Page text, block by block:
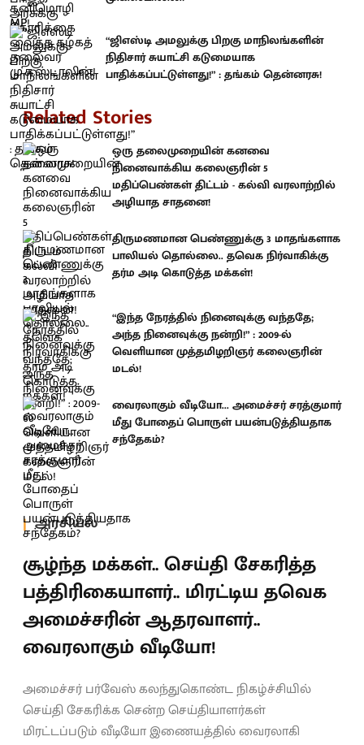
“ஜிஎஸ்டி அமலுக்கு பிறகு மாநிலங்களின்
நிதிசார் சுயாட்சி கடுமையாக
பாதிக்கப்பட்டுள்ளது!” : தங்கம் தென்னரசு!
Related Stories
ஒரு தலைமுறையின் கனவை
நினைவாக்கிய கலைஞரின் 5
மதிப்பெண்கள் திட்டம் - கல்வி வரலாற்றில்
அழியாத சாதனை!
திருமணமான பெண்ணுக்கு 3 மாதங்களாக
பாலியல் தொல்லை.. தவெக நிர்வாகிக்கு
தர்ம அடி கொடுத்த மக்கள்!
“இந்த நேரத்தில் நினைவுக்கு வந்ததே;
அந்த நினைவுக்கு நன்றி!” : 2009-ல்
வெளியான முத்தமிழறிஞர் கலைஞரின்
மடல்!
வைரலாகும் வீடியோ... அமைச்சர் சரத்குமார்
மீது போதைப் பொருள் பயன்படுத்தியதாக
சந்தேகம்?
அரசியல்
சூழ்ந்த மக்கள்.. செய்தி சேகரித்த
பத்திரிகையாளர்.. மிரட்டிய தவெக
அமைச்சரின் ஆதரவாளர்..
வைரலாகும் வீடியோ!
அமைச்சர் பர்வேஸ் கலந்துகொண்ட நிகழ்ச்சியில்
செய்தி சேகரிக்க சென்ற செய்தியாளர்கள்
மிரட்டப்படும் வீடியோ இணையத்தில் வைரலாகி